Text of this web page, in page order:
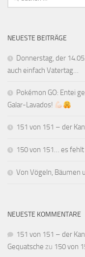
nach:
NEUESTE BEITRÄGE
Donnerstag, der
auch einfach Vatertag…
Pokémon GO: Entei
Galar-Lavados!
151 von 151 – der
150 von 151… es
Von Vögeln, Bäumen
NEUESTE KOMMENTARE
151 von 151 – der
Gequatsche zu 150 von